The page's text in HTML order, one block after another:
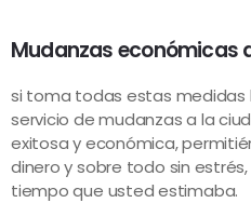
Mudanzas económicas
si toma todas estas medidas
servicio de mudanzas a la
exitosa y económica,
dinero y sobre todo sin
tiempo que usted estimaba.